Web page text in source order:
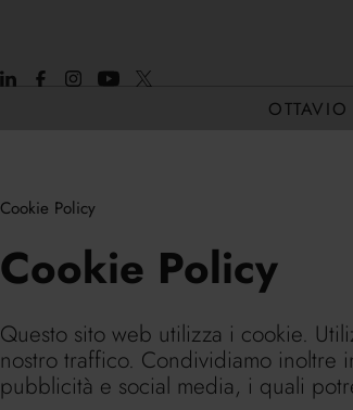
Cookie Policy
Cookie Policy
Questo sito web utilizza i cookie.
nostro traffico. Condividiamo inoltre
pubblicità e social media, i quali